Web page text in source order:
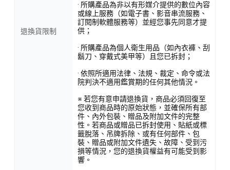
退換貨限制
· 所購產品為非以有形媒介提供的數位內容
或線上服務（如電子書、影音串流服務、
訂閱制軟體服務等）並經您事先同意才提
供；
· 所購產品為個人衛生用品（如內衣褲、刮
鬍刀、穿戴式美甲等）且您已拆封；
· 依照所適用法律、法規、裁定、命令或法
院判決不適用鑑賞期的任何其他情況。
※ 若您有意申請退換貨，商品必須回復至
您收到商品時的原始狀態，並確保所有部
件、內外包裝、贈品及附加文件的完整
性。若商品或贈品已拆封使用、貼紙或標
籤脫落、吊牌拆除、或有任何部件、包
裝、贈品或附加文件遺失、故障、受到污
損等情況，您的退換貨權益有可能受到影
響。